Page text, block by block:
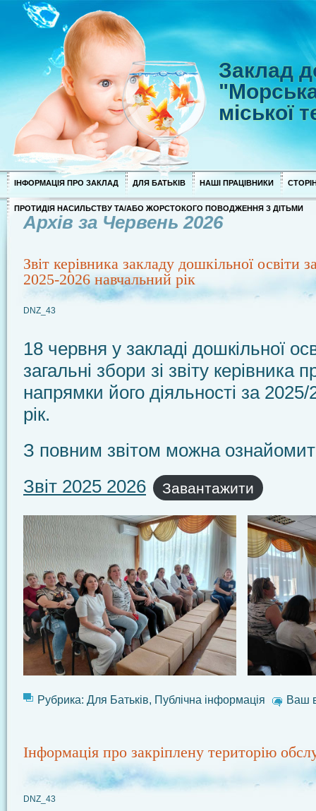
Заклад
міської
ІНФОРМАЦІЯ ПРО ЗАКЛАД ДЛЯ БАТЬКІВ НАШІ ПРАЦІВНИКИ
ПРОТИДІЯ НАСИЛЬСТВУ ТА/АБО ЖОРСТОКОГО ПОВОДЖЕННЯ З ДІТЬМИ
Архів за Червень 2026
Звіт керівника закладу дошкільної освіти
2025-2026 навчальний рік
DNZ_43
18 червня у закладі дошкільної
загальні збори зі звіту керівника
напрямки його діяльності за
рік.
З повним звітом можна
Звіт 2025 2026
Завантажити
Рубрика: Для Батьків Публічна інформація Ваш
Інформація про закріплену територію
DNZ_43